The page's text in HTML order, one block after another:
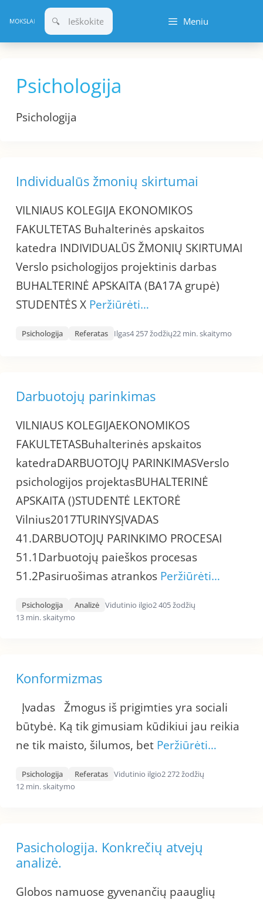
prie
turinio
Meniu
Psichologija
Psichologija
Individualūs žmonių skirtumai
VILNIAUS KOLEGIJA EKONOMIKOS
FAKULTETAS Buhalterinės apskaitos
katedra INDIVIDUALŪS ŽMONIŲ SKIRTUMAI
Verslo psichologijos projektinis darbas
BUHALTERINĖ APSKAITA (BA17A grupė)
STUDENTĖS X Peržiūrėti…
Psichologija Referatas Ilgas4 257 žodžių22 min. skaitymo
Darbuotojų parinkimas
VILNIAUS KOLEGIJAEKONOMIKOS
FAKULTETASBuhalterinės apskaitos
katedraDARBUOTOJŲ PARINKIMASVerslo
psichologijos projektasBUHALTERINĖ
APSKAITA ()STUDENTĖ LEKTORĖ
Vilnius2017TURINYSĮVADAS
41.DARBUOTOJŲ PARINKIMO PROCESAI
51.1Darbuotojų paieškos procesas
51.2Pasiruošimas atrankos Peržiūrėti…
Psichologija Analizė Vidutinio ilgio2 405 žodžių
13 min. skaitymo
Konformizmas
Įvadas Žmogus iš prigimties yra sociali
būtybė. Ką tik gimusiam kūdikiui jau reikia
ne tik maisto, šilumos, bet Peržiūrėti…
Psichologija Referatas Vidutinio ilgio2 272 žodžių
12 min. skaitymo
Pasichologija. Konkrečių atvejų
analizė.
Globos namuose gyvenančių paauglių